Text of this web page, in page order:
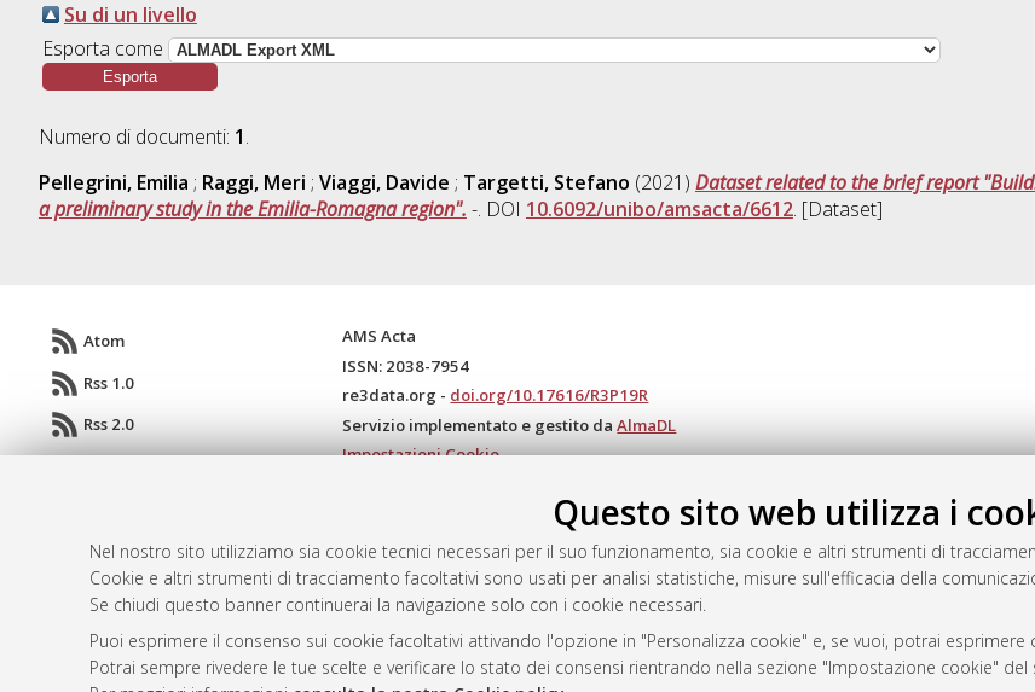
Questo sito web utilizza i
Nel nostro sito utilizziamo sia cookie tecnici necessari per il suo funzionamento, sia cookie e altri strumenti di
Cookie e altri strumenti di tracciamento facoltativi sono usati per analisi statistiche, misure sull'efficacia della
Se chiudi questo banner continuerai la navigazione solo con i cookie necessari.
Puoi esprimere il consenso sui cookie facoltativi attivando l'opzione in "Personalizza cookie" e, se vuoi, potrai
Potrai sempre rivedere le tue scelte e verificare lo stato dei consensi rientrando nella sezione "Impostazione cookie" del
Su di un livello
Esporta come
Numero di documenti: 1.
Pellegrini, Emilia ; Raggi, Meri ; Viaggi, Davide ; Targetti, Stefano (2021) Dataset related to the brief report
a preliminary study in the Emilia-Romagna region". -. DOI 10.6092/unibo/amsacta/6612. [Dataset]
Atom
Rss 1.0
Rss 2.0
AMS Acta
ISSN: 2038-7954
re3data.org - doi.org/10.17616/R3P19R
Servizio implementato e gestito daAlmaDL
Impostazioni Cookie
Mission e policies del repository